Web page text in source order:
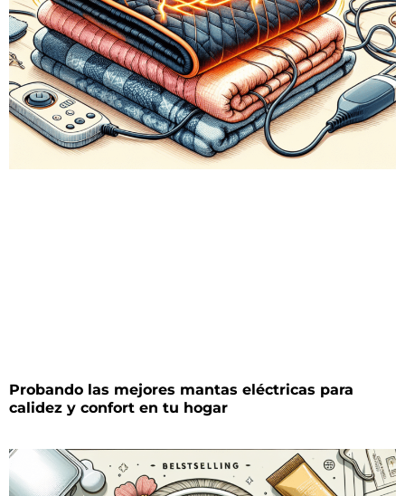
Probando las mejores mantas eléctricas para
calidez y confort en tu hogar